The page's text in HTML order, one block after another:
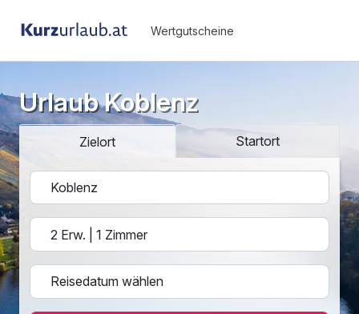
Wertgutscheine
Urlaub Koblenz
Zielort Startort